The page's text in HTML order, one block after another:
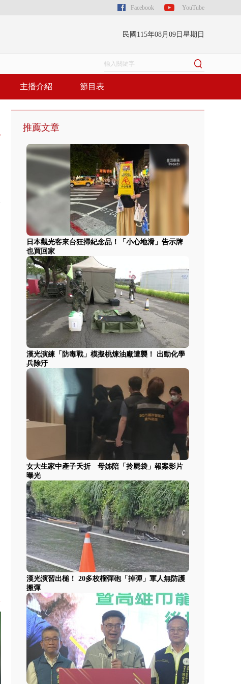
Facebook YouTube
民國115年08月09日星期日
主播介紹 節目表
推薦文章
日本觀光客來台狂掃紀念品！「小心地滑」告示牌
也買回家
漢光演練「防毒戰」模擬桃煉油廠遭襲！ 出動化學
兵除汙
女大生家中產子夭折 母姊陪「拎屍袋」報案影片
曝光
漢光演習出槌！ 20多枚榴彈砲「掉彈」軍人無防護
搬彈